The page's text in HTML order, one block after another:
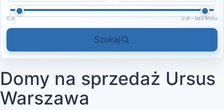
0 zł 0 zł – bez limitu
Szukaj
Domy na sprzedaż Ursus
Warszawa